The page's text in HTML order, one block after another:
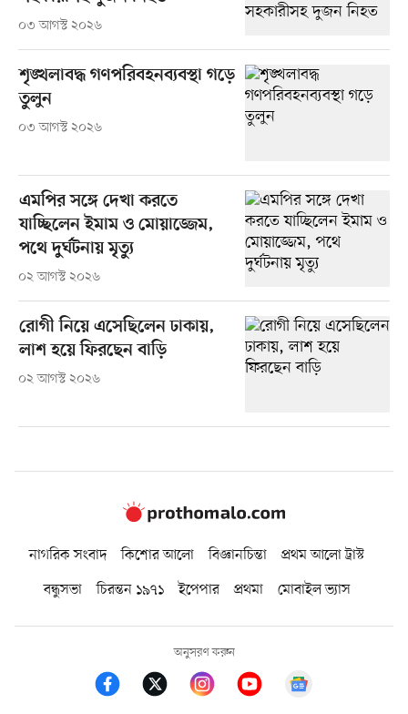
০৩ আগস্ট ২০২৬
শৃঙ্খলাবদ্ধ গণপরিবহনব্যবস্থা গড়ে
তুলুন
০৩ আগস্ট ২০২৬
এমপির সঙ্গে দেখা করতে
যাচ্ছিলেন ইমাম ও মোয়াজ্জেম,
পথে দুর্ঘটনায় মৃত্যু
০২ আগস্ট ২০২৬
রোগী নিয়ে এসেছিলেন ঢাকায়,
লাশ হয়ে ফিরছেন বাড়ি
০২ আগস্ট ২০২৬
নাগরিক সংবাদ কিশোর আলো বিজ্ঞানচিন্তা
প্রথম আলো ট্রাস্ট
বন্ধুসভা
চিরন্তন ১৯৭১ ইপেপার প্রথমা মোবাইল ভ্যাস
অনুসরণ করুন